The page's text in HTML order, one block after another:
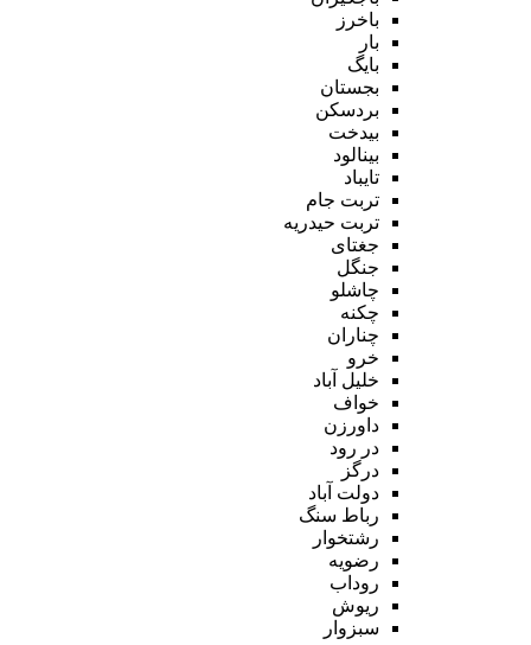
باخرز
بار
بایگ
بجستان
بردسکن
بیدخت
بینالود
تایباد
تربت جام
تربت حیدریه
جغتای
جنگل
چاشلو
چکنه
چناران
خرو
خلیل آباد
خواف
داورزن
در رود
درگز
دولت آباد
رباط سنگ
رشتخوار
رضویه
روداب
ریوش
سبزوار